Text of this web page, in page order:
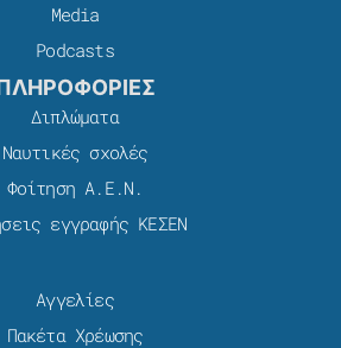
Media
Podcasts
Διπλώματα
Ναυτικές σχολές
Φοίτηση Α.Ε.Ν.
εγγραφής ΚΕΣΕΝ
Αγγελίες
Πακέτα Χρέωσης​